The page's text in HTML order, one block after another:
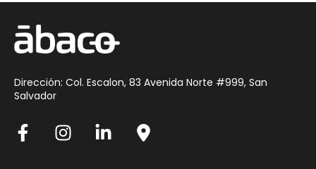
Dirección: Col. Escalon, 83 Avenida Norte #999, San
Salvador